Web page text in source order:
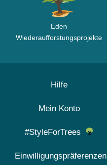
Eden
Wiederaufforstungsprojekte
Hilfe
Mein Konto
#StyleForTrees
Einwilligungspräferenzen